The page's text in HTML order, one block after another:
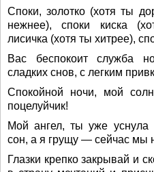
Споки, золотко (хотя ты
нежнее), споки киска
лисичка (хотя ты хитрее),
Вас беспокоит служба
сладких снов, с легким
Спокойной ночи, мой
поцелуйчик!
Мой ангел, ты уже уснула
сон, а я грущу — сейчас мы
Глазки крепко закрывай и